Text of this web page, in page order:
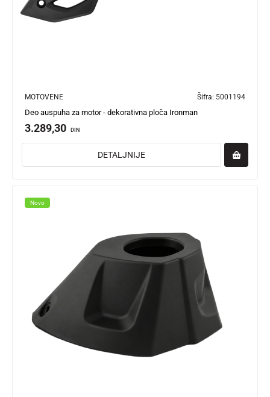
MOTOVENE Šifra: 5001194
Deo auspuha za motor - dekorativna ploča Ironman
3.289,30 DIN
DETALJNIJE
Novo